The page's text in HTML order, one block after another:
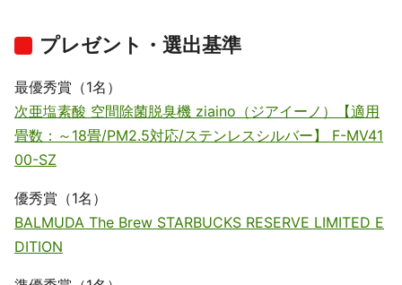
プレゼント・選出基準
最優秀賞（1名）
次亜塩素酸 空間除菌脱臭機 ziaino（ジアイーノ）【適用
畳数：～18畳/PM2.5対応/ステンレスシルバー】 F-MV41
00-SZ
優秀賞（1名）
BALMUDA The Brew STARBUCKS RESERVE LIMITED E
DITION